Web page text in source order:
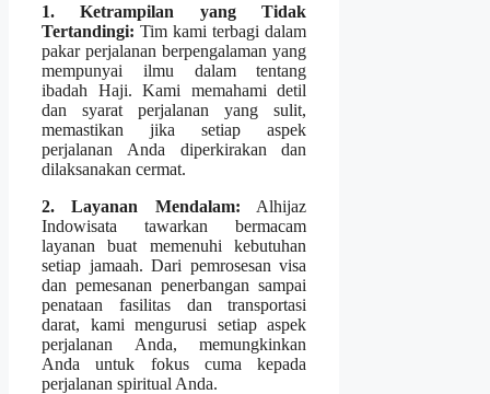
1. Ketrampilan yang Tidak
Tertandingi: Tim kami terbagi dalam
pakar perjalanan berpengalaman yang
mempunyai ilmu dalam tentang
ibadah Haji. Kami memahami detil
dan syarat perjalanan yang sulit,
memastikan jika setiap aspek
perjalanan Anda diperkirakan dan
dilaksanakan cermat.
2. Layanan Mendalam: Alhijaz
Indowisata tawarkan bermacam
layanan buat memenuhi kebutuhan
setiap jamaah. Dari pemrosesan visa
dan pemesanan penerbangan sampai
penataan fasilitas dan transportasi
darat, kami mengurusi setiap aspek
perjalanan Anda, memungkinkan
Anda untuk fokus cuma kepada
perjalanan spiritual Anda.